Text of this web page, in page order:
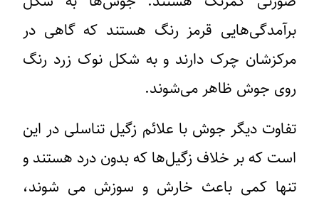
برآمدگی‌هایی قرمز رنگ هستند که گاهی در
مرکز‌شان چرک دارند و به شکل نوک زرد رنگ
روی جوش ظاهر می‌شوند.
تفاوت دیگر جوش با علائم زگیل تناسلی در این
است که بر خلاف زگیل‌ها که بدون درد هستند و
تنها کمی باعث خارش و سوزش می شوند،